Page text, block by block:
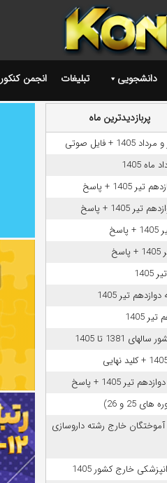
دانشجویی تبلیغات انجمن کنکور
پربازدیدترین ماه
1405
+ پاسخ
1405
تا 1405
1405 + پاسخ
آموختگان خارج رشته داروسازی
خارج کشور 1405